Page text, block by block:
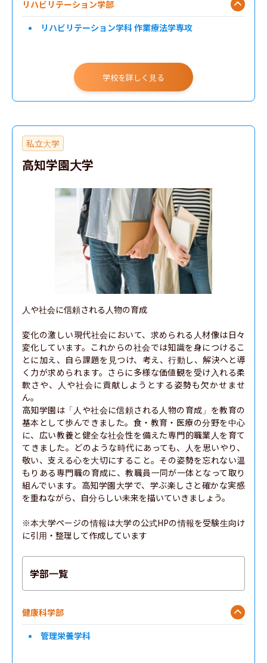
リハビリテーション学部
リハビリテーション学科 作業療法学専攻
学校を詳しく見る
私立大学
高知学園大学
人や社会に信頼される人物の育成
変化の激しい現代社会において、求められる人材像は日々
変化しています。これからの社会では知識を身につけるこ
とに加え、自ら課題を見つけ、考え、行動し、解決へと導
く力が求められます。さらに多様な価値観を受け入れる柔
軟さや、人や社会に貢献しようとする姿勢も欠かせませ
ん。
高知学園は「人や社会に信頼される人物の育成」を教育の
基本として歩んできました。食・教育・医療の分野を中心
に、広い教養と健全な社会性を備えた専門的職業人を育て
てきました。どのような時代にあっても、人を思いやり、
敬い、支える心を大切にすること。その姿勢を忘れない温
もりある専門職の育成に、教職員一同が一体となって取り
組んでいます。高知学園大学で、学ぶ楽しさと確かな実感
を重ねながら、自分らしい未来を描いていきましょう。
※本大学ページの情報は大学の公式HPの情報を受験生向け
に引用・整理して作成しています
学部一覧
健康科学部
管理栄養学科